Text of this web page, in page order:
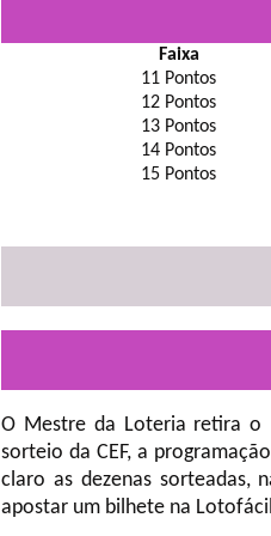
Faixa
11 Pontos
12 Pontos
13 Pontos
14 Pontos
15 Pontos
O Mestre da Loteria retira o
sorteio da CEF, a
claro as dezenas sorteadas,
apostar um bilhete na